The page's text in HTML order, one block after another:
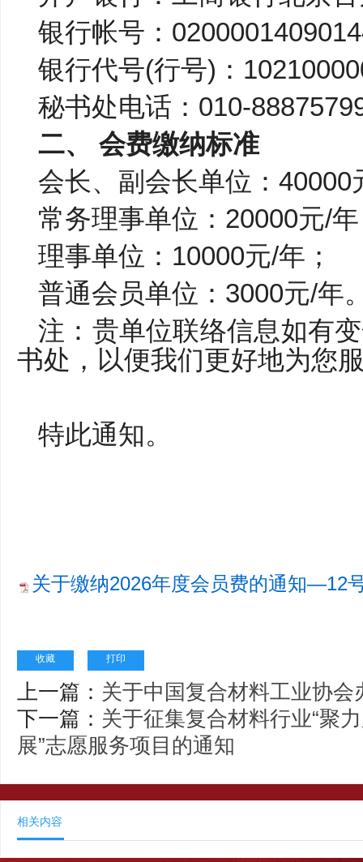
银行帐号：
银行代号(行号)：
秘书处电话：010-
二、 会费缴纳标准
会长、副会长单位：40000
常务理事单位：20000元/
理事单位：10000元/年；
普通会员单位：3000元/年
注：贵单位联络信息如有
书处，以便我们更好地为您
特此通知。
关于缴纳2026年度会员费的通知—12
收藏 打印
上一篇： 关于中国复合材料工业协
下一篇： 关于征集复合材料行业“聚
展”志愿服务项目的通知
相关内容